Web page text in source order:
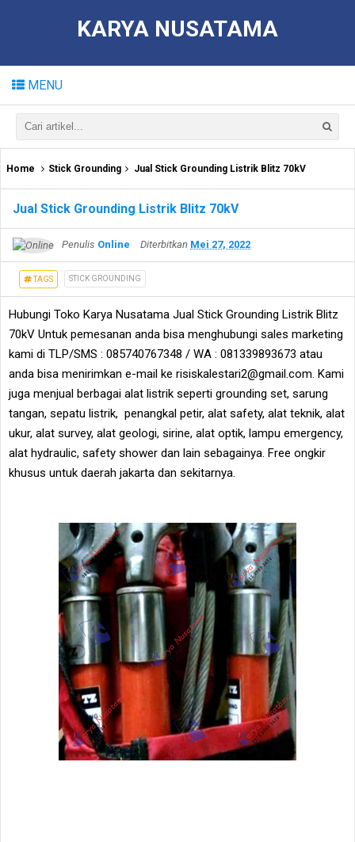
KARYA NUSATAMA
MENU
Home Stick Grounding Jual Stick Grounding Listrik Blitz 70kV
Jual Stick Grounding Listrik Blitz 70kV
Penulis Online Diterbitkan Mei 27, 2022
TAGS STICK GROUNDING
Hubungi Toko Karya Nusatama Jual Stick Grounding Listrik Blitz
70kV Untuk pemesanan anda bisa menghubungi sales marketing
kami di TLP/SMS : 085740767348 / WA : 081339893673 atau
anda bisa menirimkan e-mail ke risiskalestari2@gmail.com. Kami
juga menjual berbagai alat listrik seperti grounding set, sarung
tangan, sepatu listrik, penangkal petir, alat safety, alat teknik, alat
ukur, alat survey, alat geologi, sirine, alat optik, lampu emergency,
alat hydraulic, safety shower dan lain sebagainya. Free ongkir
khusus untuk daerah jakarta dan sekitarnya.